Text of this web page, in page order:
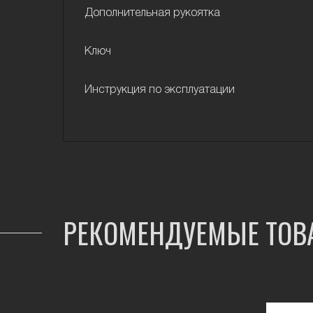
Дополнительная рукоятка
Ключ
Инструкция по эксплуатации
РЕКОМЕНДУЕМЫЕ